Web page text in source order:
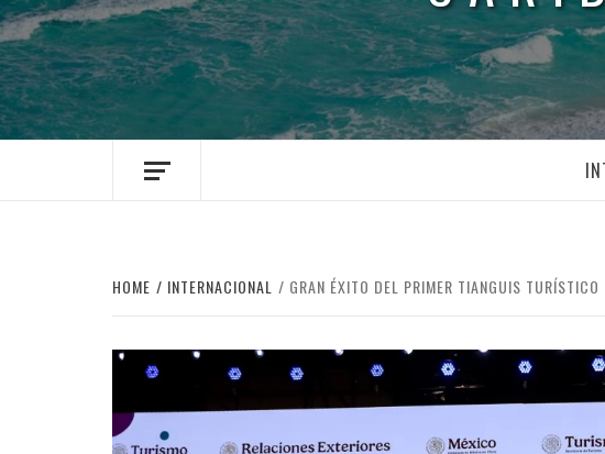
HOME INTERNACIONAL GRAN ÉXITO DEL PRIMER TIANGUIS